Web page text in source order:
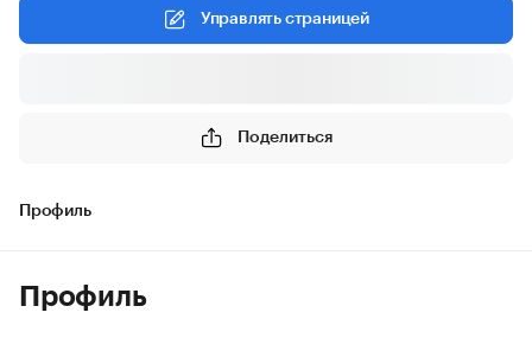
Управлять страницей
Поделиться
Профиль
Профиль